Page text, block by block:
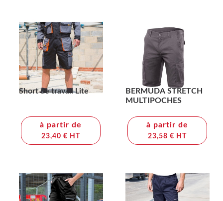
Short de travail Lite
à partir de
23,40 € HT
BERMUDA STRETCH
MULTIPOCHES
à partir de
23,58 € HT